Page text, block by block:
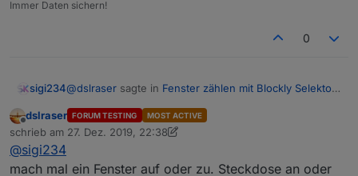
Immer Daten sichern!
0
sigi234@dslraser sagte in Fenster zählen mit Blockly Selektor
@sigi234
werden nicht angelegt ?
Offline
dslraser FORUM TESTING MOST ACTIVE
schrieb am 27. Dez. 2019, 22:38
zuletzt editiert von dslraser
@sigi234
mach mal ein Fenster auf oder zu. Steckdose an oder